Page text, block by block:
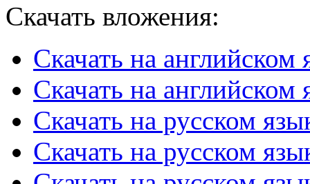
Скачать вложения:
Скачать на английском
Скачать на английском
Скачать на русском
Скачать на русском